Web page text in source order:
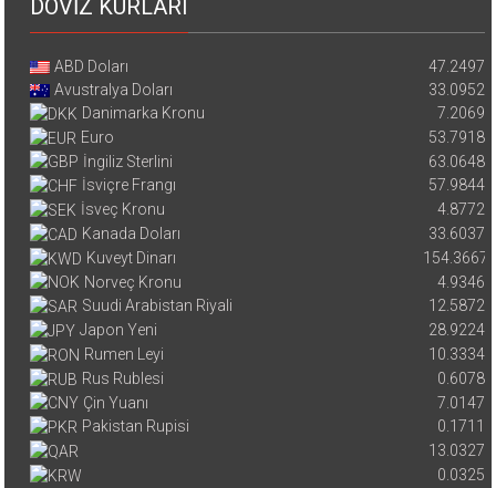
DÖVİZ KURLARI
ABD Doları
47.2497
Avustralya Doları
33.0952
Danimarka Kronu
7.2069
Euro
53.7918
İngiliz Sterlini
63.0648
İsviçre Frangı
57.9844
İsveç Kronu
4.8772
Kanada Doları
33.6037
Kuveyt Dinarı
154.3667
Norveç Kronu
4.9346
Suudi Arabistan Riyali
12.5872
Japon Yeni
28.9224
Rumen Leyi
10.3334
Rus Rublesi
0.6078
Çin Yuanı
7.0147
Pakistan Rupisi
0.1711
13.0327
0.0325